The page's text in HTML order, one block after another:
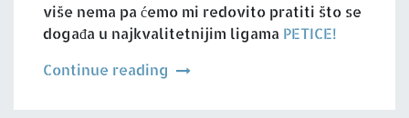
više nema pa ćemo mi redovito pratiti što se
događa u najkvalitetnijim ligama PETICE!
Continue reading